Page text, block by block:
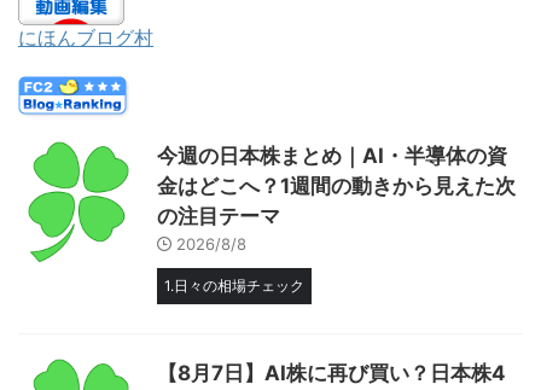
にほんブログ村
今週の日本株まとめ｜AI・半導体の資
金はどこへ？1週間の動きから見えた次
の注目テーマ
2026/8/8
1.日々の相場チェック
【8月7日】AI株に再び買い？日本株4